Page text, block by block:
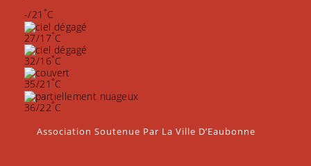
-/21 °C
27/17°C
32/16°C
35/21 °C
36/22°C
Association Soutenue Par La Ville D’Eaubonne